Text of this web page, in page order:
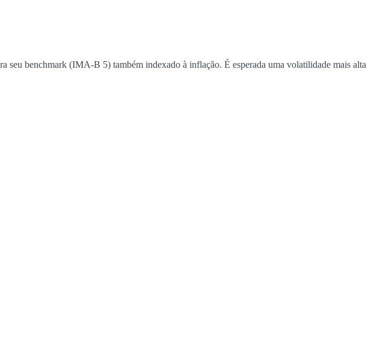
seu benchmark (IMA-B 5) também indexado à inflação. É esperada uma volatilidade mais alta